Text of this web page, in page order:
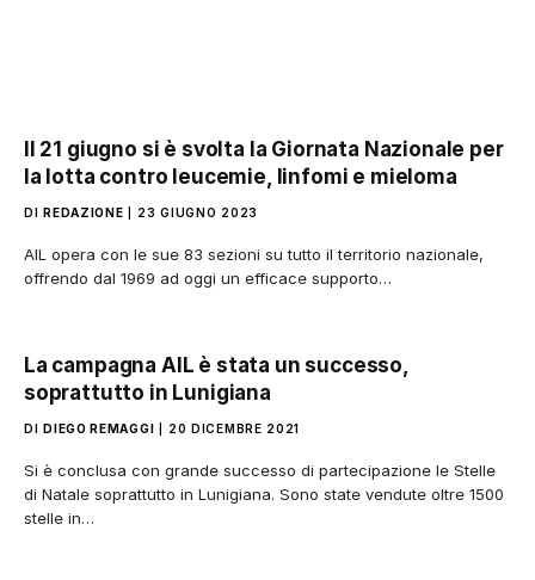
Il 21 giugno si è svolta la Giornata Nazionale per
la lotta contro leucemie, linfomi e mieloma
DI REDAZIONE 23 GIUGNO 2023
AIL opera con le sue 83 sezioni su tutto il territorio nazionale,
offrendo dal 1969 ad oggi un efficace supporto…
La campagna AIL è stata un successo,
soprattutto in Lunigiana
DI DIEGO REMAGGI 20 DICEMBRE 2021
Si è conclusa con grande successo di partecipazione le Stelle
di Natale soprattutto in Lunigiana. Sono state vendute oltre 1500
stelle in…